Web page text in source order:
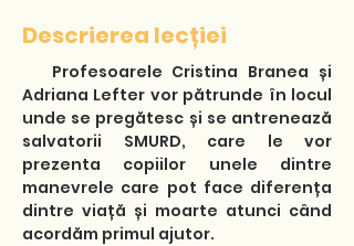
Descrierea lecției
Profesoarele Cristina Branea și
Adriana Lefter vor pătrunde în locul
unde se pregătesc și se antrenează
salvatorii SMURD, care le vor
prezenta copiilor unele dintre
manevrele care pot face diferența
dintre viață și moarte atunci când
acordăm primul ajutor.